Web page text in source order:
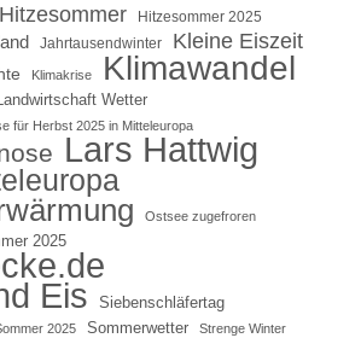
Hitzesommer Hitzesommer 2025
Jahrtausendwinter Kleine Eiszeit
Klimakrise Klimawandel
Wetter
für Herbst 2025 in Mitteleuropa
Lars Hattwig
Ostsee zugefroren
2025
Eis Siebenschläfertag
2025 Sommerwetter Strenge Winter